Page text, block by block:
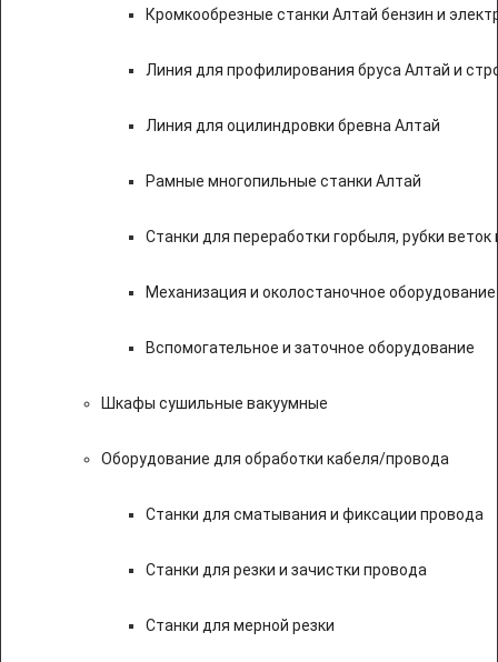
Кромкообрезные станки Алтай бензин и
Линия для профилирования бруса Алтай и
Линия для оцилиндровки бревна Алтай
Рамные многопильные станки Алтай
Станки для переработки горбыля, рубки веток
Механизация и околостаночное оборудование
Вспомогательное и заточное оборудование
Шкафы сушильные вакуумные
Оборудование для обработки кабеля/провода
Станки для сматывания и фиксации провода
Станки для резки и зачистки провода
Станки для мерной резки